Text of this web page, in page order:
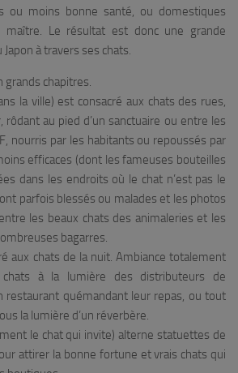
ou moins bonne santé, ou domestiques
maître. Le résultat est donc une grande
à travers ses chats.
grands chapitres.
la ville) est consacré aux chats des rues,
au pied d’un sanctuaire ou entre les
nourris par les habitants ou repoussés par
efficaces (dont les fameuses bouteilles
dans les endroits où le chat n’est pas le
parfois blessés ou malades et les photos
les beaux chats des animaleries et les
bagarres.
aux chats de la nuit. Ambiance totalement
à la lumière des distributeurs de
restaurant quémandant leur repas, ou tout
la lumière d’un réverbère.
le chat qui invite) alterne statuettes de
attirer la bonne fortune et vrais chats qui